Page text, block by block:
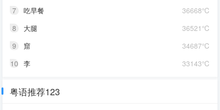
36668℃
7
吃早餐
36521℃
8
大腿
34687℃
9
窟
33143℃
10 李
粤语推荐123